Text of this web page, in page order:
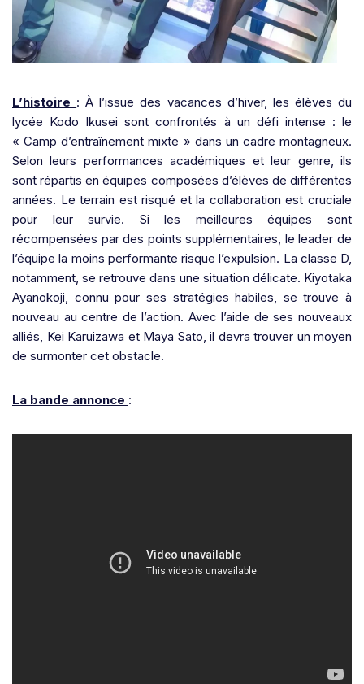
L’histoire : À l’issue des vacances d’hiver, les élèves du
lycée Kodo Ikusei sont confrontés à un défi intense : le
« Camp d’entraînement mixte » dans un cadre montagneux.
Selon leurs performances académiques et leur genre, ils
sont répartis en équipes composées d’élèves de différentes
années. Le terrain est risqué et la collaboration est cruciale
pour leur survie. Si les meilleures équipes sont
récompensées par des points supplémentaires, le leader de
l’équipe la moins performante risque l’expulsion. La classe D,
notamment, se retrouve dans une situation délicate. Kiyotaka
Ayanokoji, connu pour ses stratégies habiles, se trouve à
nouveau au centre de l’action. Avec l’aide de ses nouveaux
alliés, Kei Karuizawa et Maya Sato, il devra trouver un moyen
de surmonter cet obstacle.
La bande annonce :